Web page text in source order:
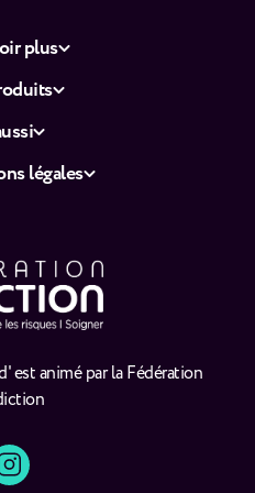
est animé par la Fédération
plus
légales